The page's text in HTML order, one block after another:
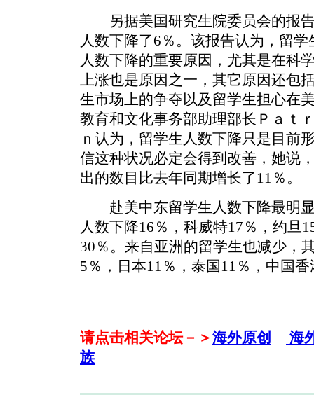
另据美国研究生院委员会的报告
人数下降了6％。该报告认为，留
人数下降的重要原因，尤其是在科
上涨也是原因之一，其它原因还包
生市场上的争夺以及留学生担心在
教育和文化事务部助理部长Ｐａｔ
ｎ认为，留学生人数下降只是目前
信这种状况必定会得到改善，她说
出的数目比去年同期增长了11％。
赴美中东留学生人数下降最明显
人数下降16％，科威特17％，约旦
30％。来自亚洲的留学生也减少，
5％，日本11％，泰国11％，中国
请点击相关论坛－＞海外原创
海
族